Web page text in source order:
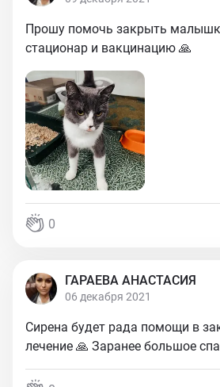
Прошу помочь закрыть
стационар и вакцинацию 🙏
0
ГАРАЕВА АНАСТАСИЯ
06 декабря 2021
Сирена будет рада помощи в
лечение 🙏 Заранее большое